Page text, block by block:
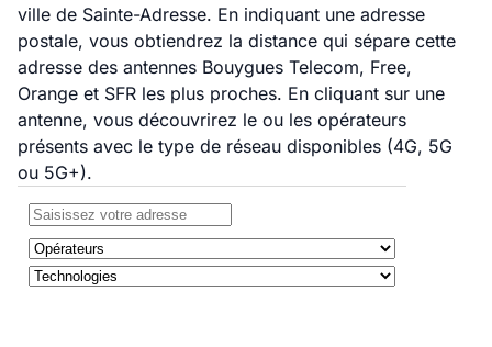
ville de Sainte-Adresse. En indiquant une adresse
postale, vous obtiendrez la distance qui sépare cette
adresse des antennes Bouygues Telecom, Free,
Orange et SFR les plus proches. En cliquant sur une
antenne, vous découvrirez le ou les opérateurs
présents avec le type de réseau disponibles (4G, 5G
ou 5G+).